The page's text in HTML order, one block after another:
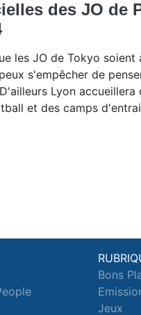
des JO de
les JO de Tokyo soient
s'empêcher de
Lyon accueillera
et des camps
Bons
Jeux